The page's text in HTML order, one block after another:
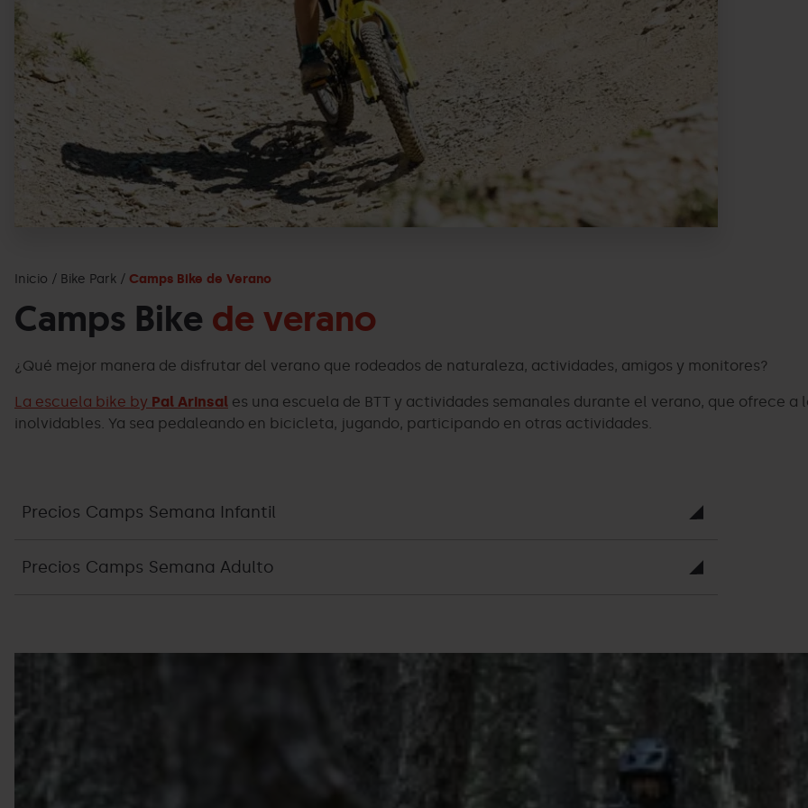
Inicio Bike Park Camps Bike de Verano
Camps Bike de verano
¿Qué mejor manera de disfrutar del verano que rodeados de naturaleza, actividades, amigos y monitores?
La escuela bike by Pal Arinsal es una escuela de BTT y actividades semanales durante el verano, que ofrece
inolvidables. Ya sea pedaleando en bicicleta, jugando, participando en otras actividades.
Precios Camps Semana Infantil
Precios Camps Semana Adulto
arinsal-
3.jpg